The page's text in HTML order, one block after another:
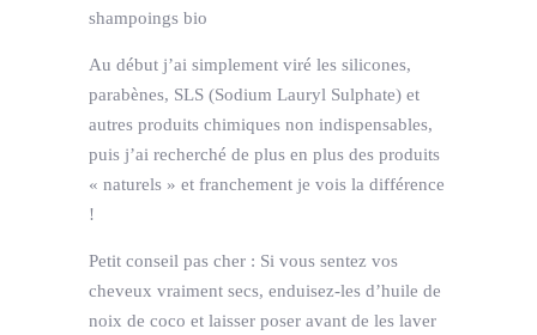
shampoings bio
Au début j’ai simplement viré les silicones,
parabènes, SLS (Sodium Lauryl Sulphate) et
autres produits chimiques non indispensables,
puis j’ai recherché de plus en plus des produits
« naturels » et franchement je vois la différence
!
Petit conseil pas cher : Si vous sentez vos
cheveux vraiment secs, enduisez-les d’huile de
noix de coco et laisser poser avant de les laver